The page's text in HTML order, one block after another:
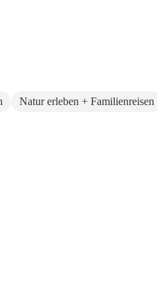
Natur erleben + Familienreisen